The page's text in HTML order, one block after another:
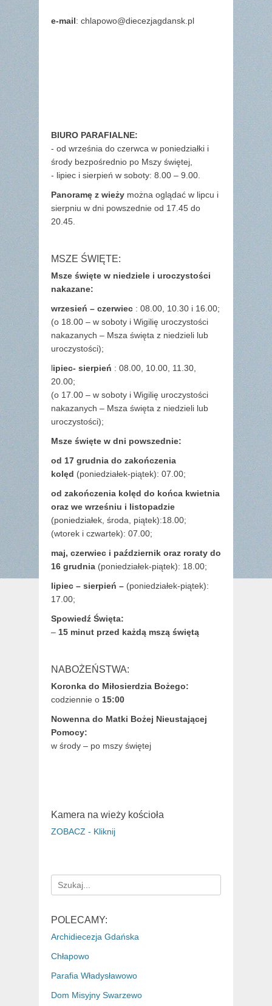
e-mail: chlapowo@diecezjagdansk.pl
BIURO PARAFIALNE:
- od września do czerwca w poniedziałki i
środy bezpośrednio po Mszy świętej,
- lipiec i sierpień w soboty: 8.00 – 9.00.
Panoramę z wieży można oglądać w lipcu i
sierpniu w dni powszednie od 17.45 do
20.45.
MSZE ŚWIĘTE:
Msze święte w niedziele i uroczystości
nakazane:
wrzesień – czerwiec : 08.00, 10.30 i 16.00;
(o 18.00 – w soboty i Wigilię uroczystości
nakazanych – Msza święta z niedzieli lub
uroczystości);
lipiec- sierpień : 08.00, 10.00, 11.30,
20.00;
(o 17.00 – w soboty i Wigilię uroczystości
nakazanych – Msza święta z niedzieli lub
uroczystości);
Msze święte w dni powszednie:
od 17 grudnia do zakończenia
kolęd (poniedziałek-piątek): 07.00;
od zakończenia kolęd do końca kwietnia
oraz we wrześniu i listopadzie
(poniedziałek, środa, piątek):18.00;
(wtorek i czwartek): 07.00;
maj, czerwiec i październik oraz roraty do
16 grudnia (poniedziałek-piątek): 18.00;
lipiec – sierpień – (poniedziałek-piątek):
17.00;
Spowiedź Święta:
– 15 minut przed każdą mszą świętą
NABOŻEŃSTWA:
Koronka do Miłosierdzia Bożego:
codziennie o 15:00
Nowenna do Matki Bożej Nieustającej
Pomocy:
w środy – po mszy świętej
Kamera na wieży kościoła
ZOBACZ - Kliknij
Search
for:
POLECAMY:
Archidiecezja Gdańska
Chłapowo
Parafia Władysławowo
Dom Misyjny Swarzewo